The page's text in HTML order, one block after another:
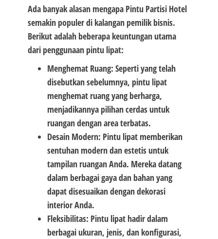
Ada banyak alasan mengapa Pintu Partisi Hotel
semakin populer di kalangan pemilik bisnis.
Berikut adalah beberapa keuntungan utama
dari penggunaan pintu lipat:
Menghemat Ruang: Seperti yang telah
disebutkan sebelumnya, pintu lipat
menghemat ruang yang berharga,
menjadikannya pilihan cerdas untuk
ruangan dengan area terbatas.
Desain Modern: Pintu lipat memberikan
sentuhan modern dan estetis untuk
tampilan ruangan Anda. Mereka datang
dalam berbagai gaya dan bahan yang
dapat disesuaikan dengan dekorasi
interior Anda.
Fleksibilitas: Pintu lipat hadir dalam
berbagai ukuran, jenis, dan konfigurasi,